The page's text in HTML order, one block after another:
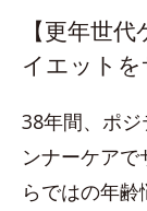
【更年世
イエット
38年間、ポ
ンナーケア
らではの年